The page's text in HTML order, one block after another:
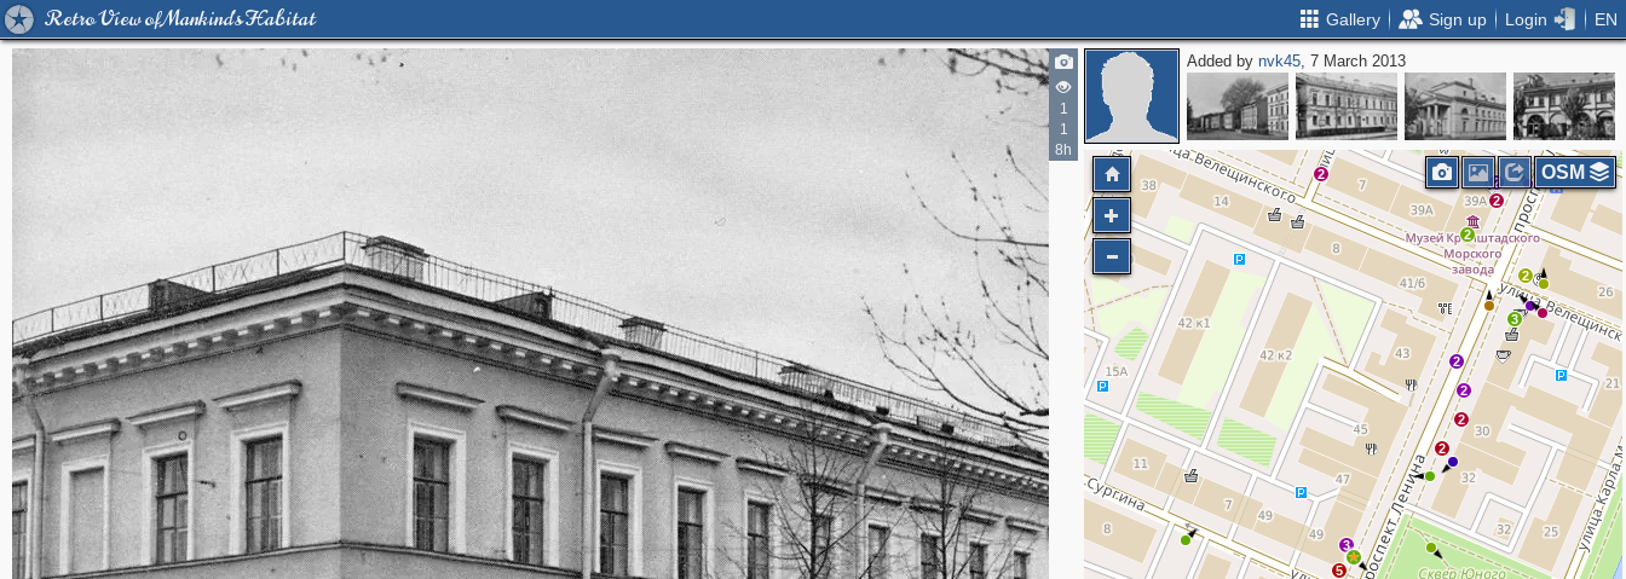
Retro View of Mankind's Habitat Gallery Sign up Login EN
1
1
8h
Added bynvk45, 7 March 2013
3
2
2
2
2
5
3
2
2
2
2
2 OSM